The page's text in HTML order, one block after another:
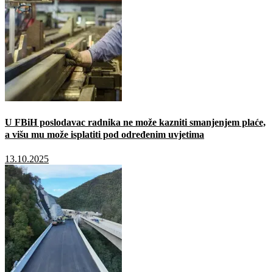
U FBiH poslodavac radnika ne može kazniti smanjenjem plaće,
a višu mu može isplatiti pod određenim uvjetima
13.10.2025